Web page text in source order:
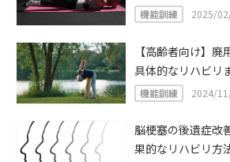
機能訓練 2025/
【高齢者向け】
具体的なリハビリ
機能訓練 2024/
脳梗塞の後遺症改
果的なリハビリ方